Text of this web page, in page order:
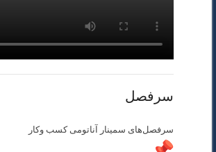
سرفصل
سرفصل‌های سمینار آناتومی کسب وکار